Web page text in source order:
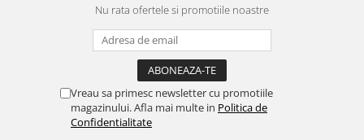
Articole si accesorii pentru baie
Baterii electrice
Baterii lavoar
Nu rata ofertele si promotiile noastre
Vreau sa primesc newsletter cu promotiile
magazinului. Afla mai multe in Politica de
Confidentialitate